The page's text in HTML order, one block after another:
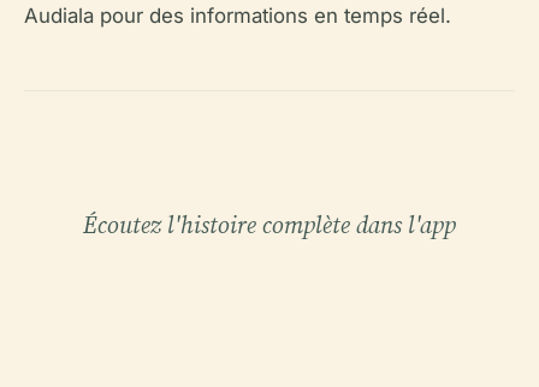
Audiala pour des informations en temps réel.
Écoutez l'histoire complète dans l'app